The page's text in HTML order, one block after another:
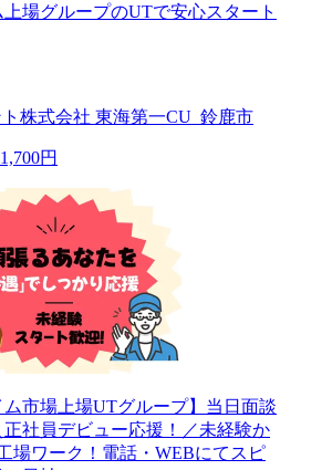
上場グループのUTで安心スタート
株式会社 東海第一CU_鈴鹿市
円
ム市場上場UTグループ】当日面談
社員デビュー応援！／未経験か
場ワーク！電話・WEBにてスピ